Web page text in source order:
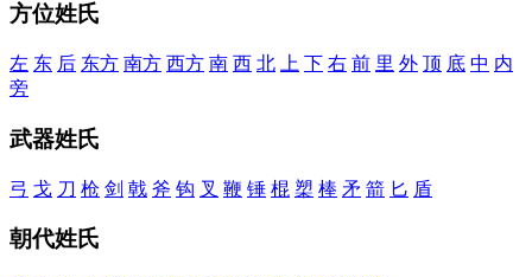
方位姓氏
左 东 后 东方 南方 西方 南 西 北 上 下 右 前 里 外 顶 底 中 内
旁
武器姓氏
弓 戈 刀 枪 剑 戟 斧 钩 叉 鞭 锤 棍 槊 棒 矛 箭 匕 盾
朝代姓氏